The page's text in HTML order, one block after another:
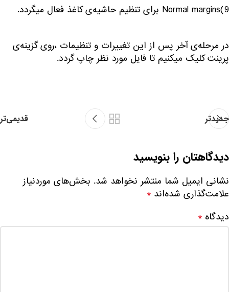
9)Normal margins برای تنظیم حاشیه‌ی کاغذ فعال میگردد.
در مرحله‌ی آخر پس از این تغییرات و تنظیمات ،روی گزینه‌ی
پرینت کلیک میکنیم تا فایل مورد نظر چاپ گردد.
جدیدتر قدیمی‌تر
دیدگاهتان را بنویسید
نشانی ایمیل شما منتشر نخواهد شد. بخش‌های موردنیاز
علامت‌گذاری شده‌اند *
دیدگاه *